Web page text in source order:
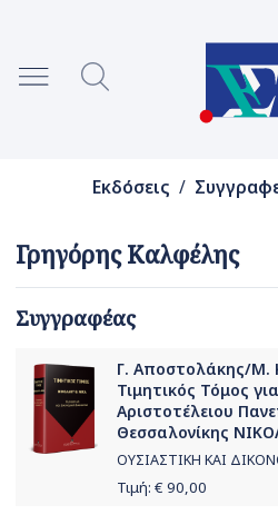
Εκδόσεις /
Γρηγόρης Καλφέλης
Συγγραφέας
Γ. Αποστολάκης/Μ.
Τιμητικός Τόμος
Αριστοτέλειου
Θεσσαλονίκης
ΟΥΣΙΑΣΤΙΚΗ ΚΑΙ
Τιμή: € 90,00